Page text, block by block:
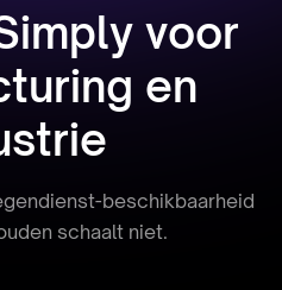
voor
en
beschikbaarheid
schaalt niet.